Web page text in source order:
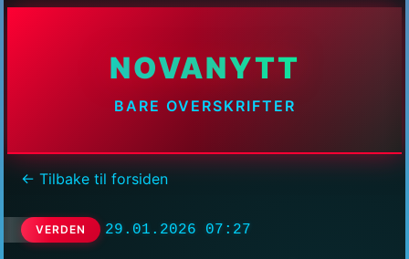
NOVANYTT
BARE OVERSKRIFTER
← Tilbake til forsiden
VERDEN 29.01.2026 07:27